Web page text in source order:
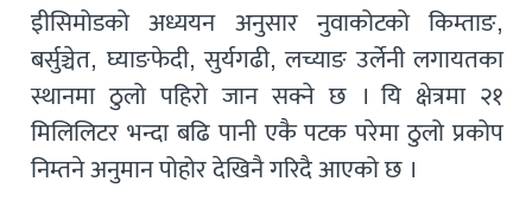
इीसिमोडको अध्ययन अनुसार नुवाकोटको किम्ताङ,
बर्सुञ्चेत, घ्याङफेदी, सुर्यगढी, लच्याङ उर्लेनी लगायतका
स्थानमा ठुलो पहिरो जान सक्ने छ । यि क्षेत्रमा २१
मिलिलिटर भन्दा बढि पानी एकै पटक परेमा ठुलो प्रकोप
निम्तने अनुमान पोहोर देखिनै गरिदै आएको छ ।